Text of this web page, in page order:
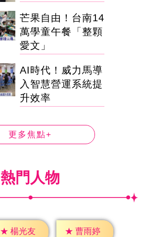
芒果自由！台南14
萬學童午餐「整顆
愛文」
AI時代！威力馬導
入智慧營運系統提
升效率
更多焦點+
熱門人物
★ 楊光友 ★ 曹雨婷